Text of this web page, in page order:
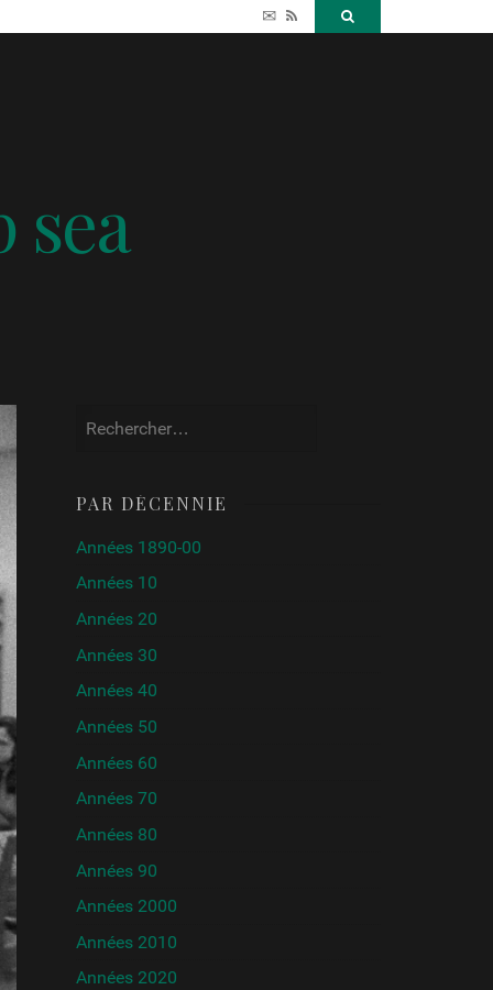
✉ RSS
sea
PAR DÉCENNIE
Années 1890-00
Années 10
Années 20
Années 30
Années 40
Années 50
Années 60
Années 70
Années 80
Années 90
Années 2000
Années 2010
Années 2020